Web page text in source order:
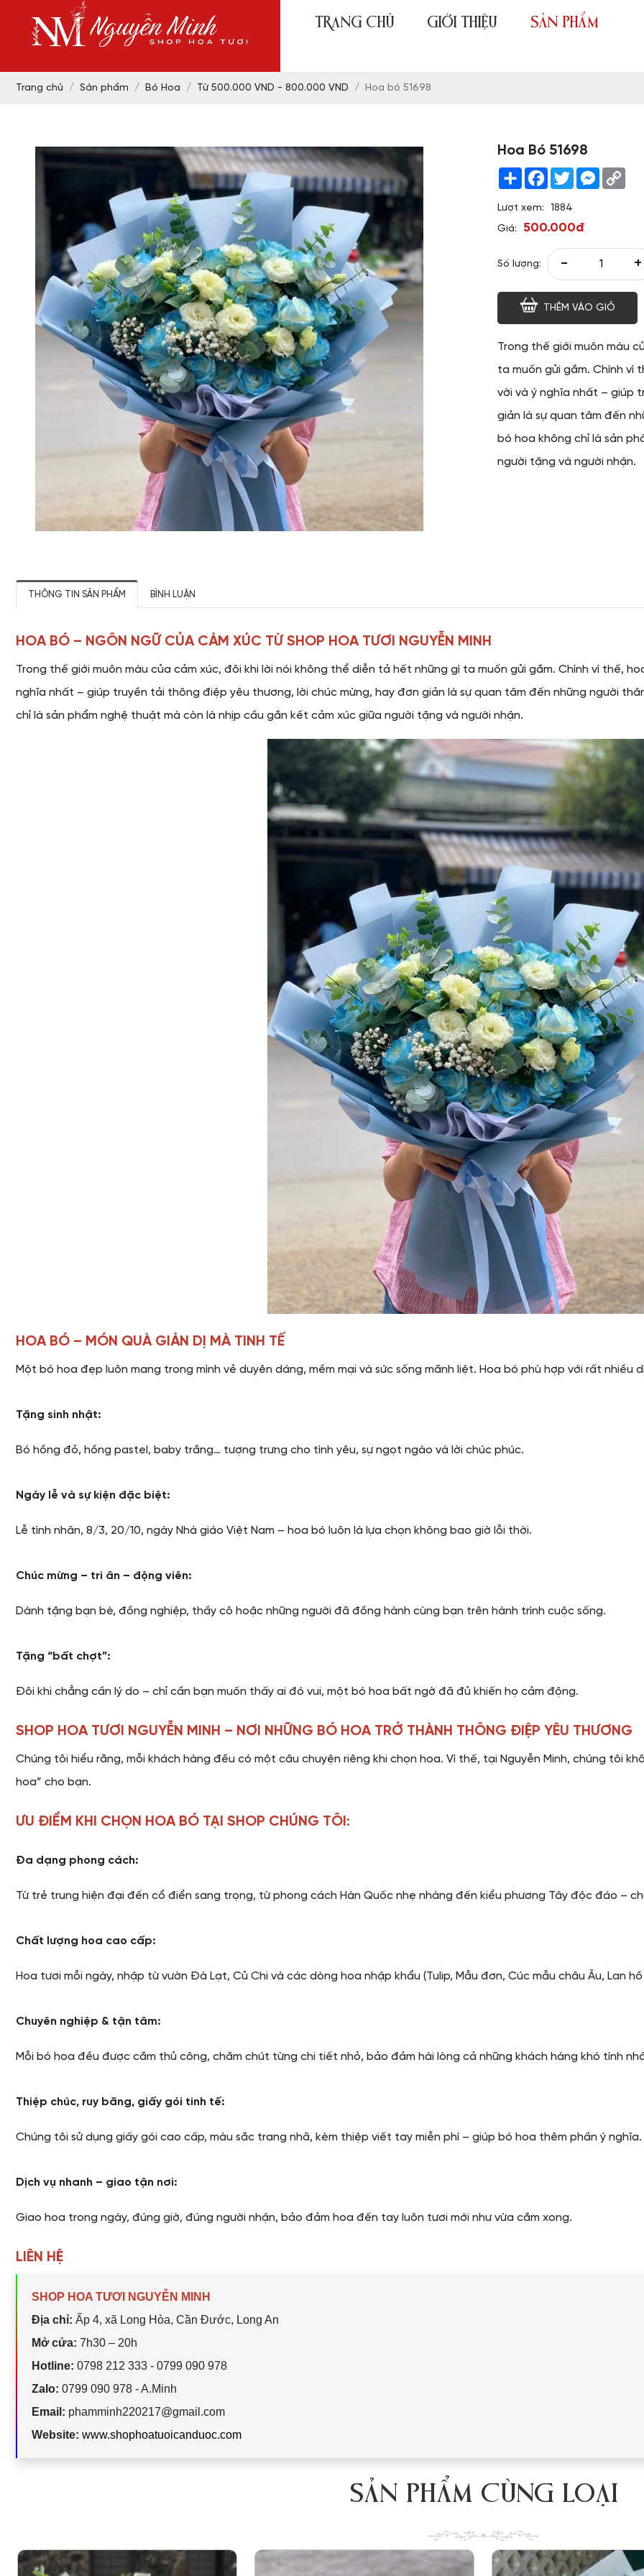
TRANG CHỦ GIỚI THIỆU SẢN PHẨM
Trang chủ Sản phẩm Bó Hoa Từ 500.000 VND - 800.000 VND Hoa bó 51698
Hoa Bó 51698
Share Facebook
Twitter
Lượt xem:
1884
Giá:
500.000đ
Số lượng: - +
THÊM VÀO GIỎ
Trong thế giới muôn màu
ta muốn gửi gắm. Chính
vời và ý nghĩa nhất – giúp
giản là sự quan tâm đến
bó hoa không chỉ là sản
người tặng và người nhận.
THÔNG TIN SẢN PHẨM BÌNH LUẬN
HOA BÓ – NGÔN NGỮ CỦA CẢM XÚC TỪ SHOP HOA TƯƠI NGUYỄN MINH
Trong thế giới muôn màu của cảm xúc, đôi khi lời nói không thể diễn tả hết những gì ta muốn gửi gắm. Chính vì thế,
nghĩa nhất – giúp truyền tải thông điệp yêu thương, lời chúc mừng, hay đơn giản là sự quan tâm đến những người
chỉ là sản phẩm nghệ thuật mà còn là nhịp cầu gắn kết cảm xúc giữa người tặng và người nhận.
HOA BÓ – MÓN QUÀ GIẢN DỊ MÀ TINH TẾ
Một bó hoa đẹp luôn mang trong mình vẻ duyên dáng, mềm mại và sức sống mãnh liệt. Hoa bó phù hợp với rất nhiều
Tặng sinh nhật:
Bó hồng đỏ, hồng pastel, baby trắng… tượng trưng cho tình yêu, sự ngọt ngào và lời chúc phúc.
Ngày lễ và sự kiện đặc biệt:
Lễ tình nhân, 8/3, 20/10, ngày Nhà giáo Việt Nam – hoa bó luôn là lựa chọn không bao giờ lỗi thời.
Chúc mừng – tri ân – động viên:
Dành tặng bạn bè, đồng nghiệp, thầy cô hoặc những người đã đồng hành cùng bạn trên hành trình cuộc sống.
Tặng “bất chợt”:
Đôi khi chẳng cần lý do – chỉ cần bạn muốn thấy ai đó vui, một bó hoa bất ngờ đã đủ khiến họ cảm động.
SHOP HOA TƯƠI NGUYỄN MINH – NƠI NHỮNG BÓ HOA TRỞ THÀNH THÔNG ĐIỆP YÊU THƯƠNG
Chúng tôi hiểu rằng, mỗi khách hàng đều có một câu chuyện riêng khi chọn hoa. Vì thế, tại Nguyễn Minh, chúng tôi
hoa” cho bạn.
ƯU ĐIỂM KHI CHỌN HOA BÓ TẠI SHOP CHÚNG TÔI:
Đa dạng phong cách:
Từ trẻ trung hiện đại đến cổ điển sang trọng, từ phong cách Hàn Quốc nhẹ nhàng đến kiểu phương Tây độc đáo –
Chất lượng hoa cao cấp:
Hoa tươi mỗi ngày, nhập từ vườn Đà Lạt, Củ Chi và các dòng hoa nhập khẩu (Tulip, Mẫu đơn, Cúc mẫu châu Âu, Lan
Chuyên nghiệp & tận tâm:
Mỗi bó hoa đều được cắm thủ công, chăm chút từng chi tiết nhỏ, bảo đảm hài lòng cả những khách hàng khó tính
Thiệp chúc, ruy băng, giấy gói tinh tế:
Chúng tôi sử dụng giấy gói cao cấp, màu sắc trang nhã, kèm thiệp viết tay miễn phí – giúp bó hoa thêm phần ý nghĩa.
Dịch vụ nhanh – giao tận nơi:
Giao hoa trong ngày, đúng giờ, đúng người nhận, bảo đảm hoa đến tay luôn tươi mới như vừa cắm xong.
LIÊN HỆ
SHOP HOA TƯƠI NGUYỄN MINH
Địa chỉ: Ấp 4, xã Long Hòa, Cần Đước, Long An
Mở cửa: 7h30 – 20h
Hotline: 0798 212 333 - 0799 090 978
Zalo: 0799 090 978 - A.Minh
Email: phamminh220217@gmail.com
Website: www.shophoatuoicanduoc.com
SẢN PHẨM CÙNG LOẠI